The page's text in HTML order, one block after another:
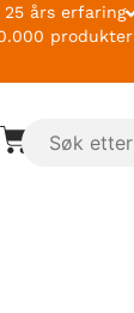
25 års erfaring
produkter